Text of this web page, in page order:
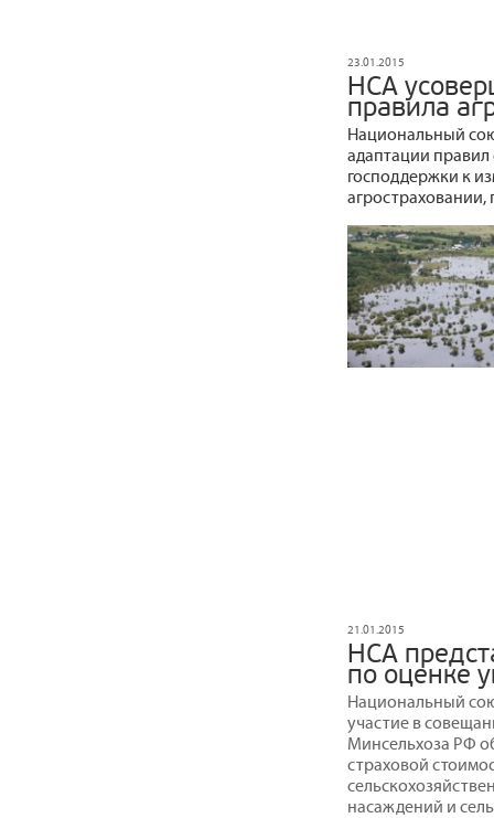
23.01.2015
НСА
правила
Национальный
адаптации правил
господдержки к
агростраховании,
21.01.2015
НСА
по оценке
Национальный
участие в
Минсельхоза РФ
страховой
насаждений и